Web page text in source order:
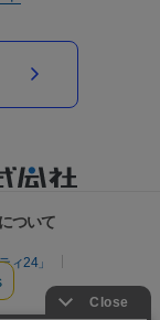
ついて
ィ24」